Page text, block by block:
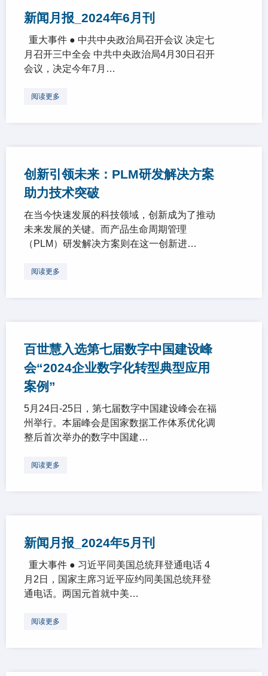
新闻月报_2024年6月刊
重大事件 ● 中共中央政治局召开会议 决定七
月召开三中全会 中共中央政治局4月30日召开
会议，决定今年7月…
阅读更多
创新引领未来：PLM研发解决方案
助力技术突破
在当今快速发展的科技领域，创新成为了推动
未来发展的关键。而产品生命周期管理
（PLM）研发解决方案则在这一创新进…
阅读更多
百世慧入选第七届数字中国建设峰
会“2024企业数字化转型典型应用
案例”
5月24日-25日，第七届数字中国建设峰会在福
州举行。本届峰会是国家数据工作体系优化调
整后首次举办的数字中国建…
阅读更多
新闻月报_2024年5月刊
重大事件 ● 习近平同美国总统拜登通电话 4
月2日，国家主席习近平应约同美国总统拜登
通电话。两国元首就中美…
阅读更多